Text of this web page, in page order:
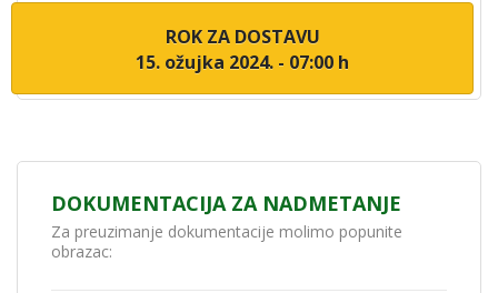
ROK ZA DOSTAVU
15. ožujka 2024. - 07:00 h
DOKUMENTACIJA ZA NADMETANJE
Za preuzimanje dokumentacije molimo popunite
obrazac: